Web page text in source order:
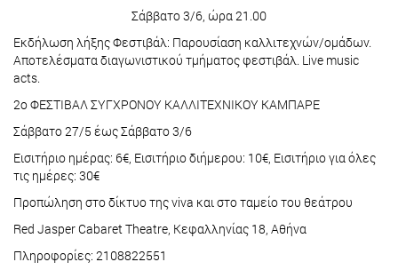
Σάββατο 3/6, ώρα 21.00
Εκδήλωση λήξης Φεστιβάλ: Παρουσίαση καλλιτεχνών/ομάδων.
Αποτελέσματα διαγωνιστικού τμήματος φεστιβάλ. Live music
acts.
2ο ΦΕΣΤΙΒΑΛ ΣΥΓΧΡΟΝΟΥ ΚΑΛΛΙΤΕΧΝΙΚΟΥ ΚΑΜΠΑΡΕ
Σάββατο 27/5 έως Σάββατο 3/6
Εισιτήριο ημέρας: 6€, Εισιτήριο διήμερου: 10€, Εισιτήριο για όλες
τις ημέρες: 30€
Προπώληση στο δίκτυο της viva και στο ταμείο του θεάτρου
Red Jasper Cabaret Theatre, Κεφαλληνίας 18, Αθήνα
Πληροφορίες: 2108822551